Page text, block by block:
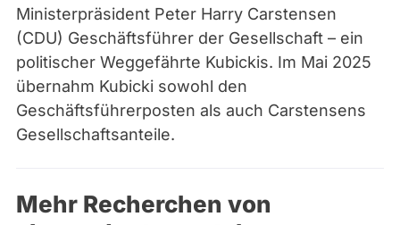
Ministerpräsident Peter Harry Carstensen
(CDU) Geschäftsführer der Gesellschaft – ein
politischer Weggefährte Kubickis. Im Mai 2025
übernahm Kubicki sowohl den
Geschäftsführerposten als auch Carstensens
Gesellschaftsanteile.
Mehr Recherchen von